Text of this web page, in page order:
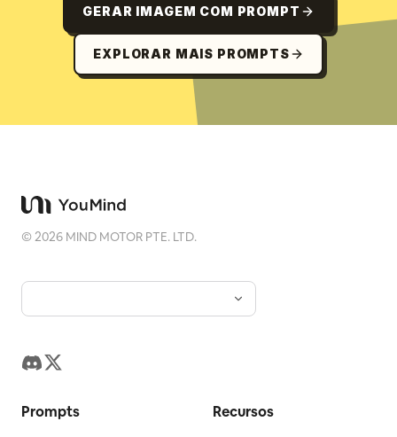
GERAR IMAGEM COM PROMPT
EXPLORAR MAIS PROMPTS
©2026 MIND MOTOR PTE. LTD.
Prompts Recursos